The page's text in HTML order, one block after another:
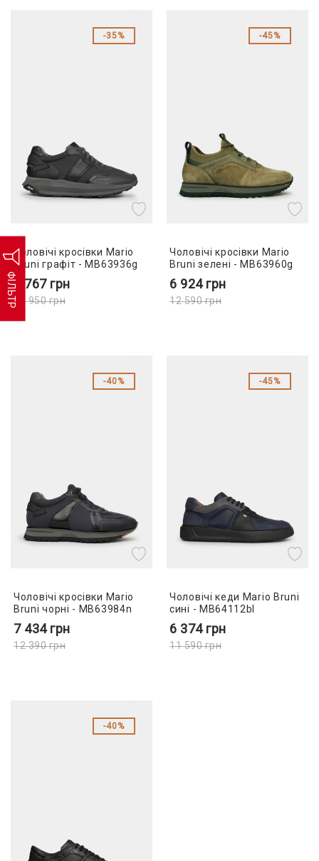
ФІЛЬТР
35%
Чоловічі кросівки Mario
Bruni графіт - MB63936g
7 767 грн
11 950грн
45%
Чоловічі кросівки Mario
Bruni зелені - MB63960g
6 924грн
12 590грн
40%
Чоловічі кросівки Mario
Bruni чорні - MB63984n
7 434грн
12 390грн
45%
Чоловічі кеди Mario Bruni
сині - MB64112bl
6 374грн
11 590грн
40%